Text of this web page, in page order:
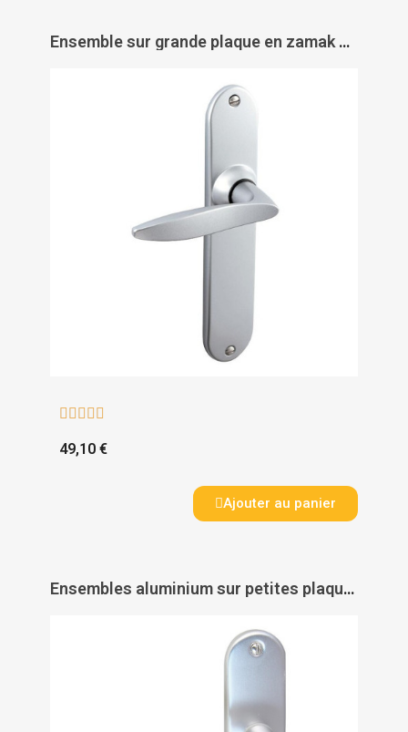
Ensemble sur grande plaque en zamak chromé velours - TWIST - VACHETTE ASSA ABLOY
    
49,10 €
Ajouter au panier
Ensembles aluminium sur petites plaques - PAS DE MARQUE